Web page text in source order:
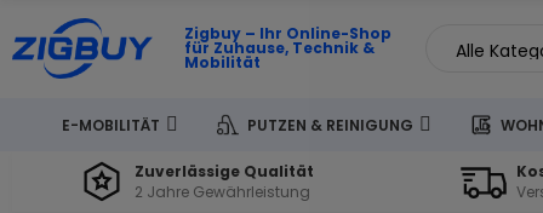
Zigbuy – Ihr Online-Shop
für Zuhause, Technik &
Mobilität
E-MOBILITÄT PUTZEN & REINIGUNG
Zuverlässige Qualität
2 Jahre Gewährleistung